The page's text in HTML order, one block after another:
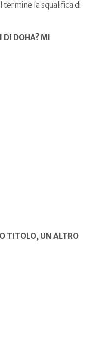
termine la squalifica di
DOHA? MI
TITOLO, UN ALTRO